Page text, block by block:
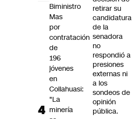
retirar su
candidatura
de la
senadora
no
respondió a
presiones
externas ni
a los
sondeos de
opinión
pública.
Biministro
Mas
por
contratación
de
196
jóvenes
en
Collahuasi:
"La
minería